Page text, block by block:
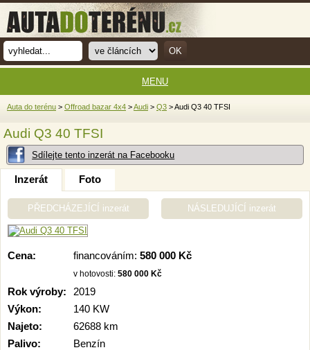
Auta do terénu > Offroad bazar 4x4 >Audi > Q3 > Audi Q3 40 TFSI
Audi Q3 40 TFSI
Sdílejte tento inzerát na Facebooku
Inzerát Foto
PŘEDCHÁZEJÍCÍ inzerát NÁSLEDUJÍCÍ inzerát
Cena: financováním: 580 000 Kč
v hotovosti: 580 000 Kč
Rok výroby:
2019
Výkon:
140 KW
Najeto:
62688 km
Palivo:
Benzín
MENU